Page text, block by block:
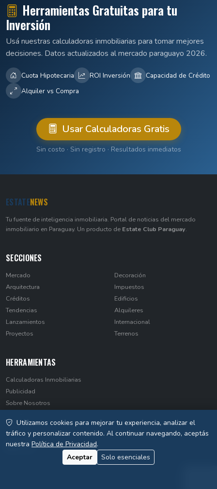
Herramientas Gratuitas para tu
Inversión
Usá nuestras calculadoras inmobiliarias para tomar mejores
decisiones. Datos actualizados al mercado paraguayo 2026.
Cuota Hipotecaria ROI Inversión
Capacidad de Crédito
Alquiler vs Compra
Usar Calculadoras Gratis
Sin costo · Sin registro · Resultados inmediatos
ESTATENEWS
Tu fuente de inteligencia inmobiliaria. Portal de noticias del mercado
inmobiliario en Paraguay. Un producto de Estate Club Paraguay.
SECCIONES
Mercado
Arquitectura
Créditos
Tendencias
Lanzamientos
Proyectos
Decoración
Impuestos
Edificios
Alquileres
Internacional
Terrenos
HERRAMIENTAS
Calculadoras Inmobiliarias
Publicidad
Sobre Nosotros
Privacidad
Utilizamos cookies para mejorar tu experiencia, analizar el
tráfico y personalizar contenido. Al continuar navegando, aceptás
nuestra Política de Privacidad.
Aceptar
Solo esenciales